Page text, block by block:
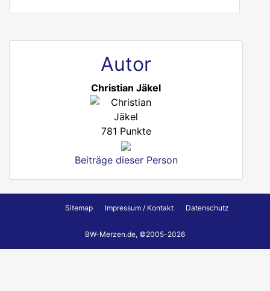
Autor
Christian Jäkel
781 Punkte
Beiträge dieser Person
Sitemap Impressum / Kontakt Datenschutz
BW-Merzen.de, ©2005-2026